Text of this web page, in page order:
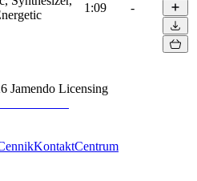
1:09 -
Jamendo Licensing
KontaktCentrum